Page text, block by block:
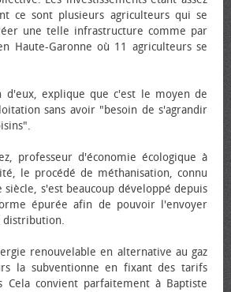
ce sont plusieurs agriculteurs qui se
une telle infrastructure comme par
Haute-Garonne où 11 agriculteurs se
d'eux, explique que c'est le moyen de
sans avoir "besoin de s'agrandir
professeur d'économie écologique à
le procédé de méthanisation, connu
s'est beaucoup développé depuis
épurée afin de pouvoir l'envoyer
distribution.
renouvelable en alternative au gaz
la subventionne en fixant des tarifs
Cela convient parfaitement à Baptiste